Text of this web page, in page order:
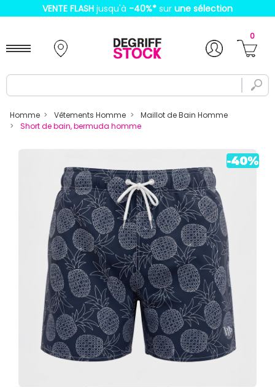
VENTE FLASH jusqu'à -40%* sur une sélection
0
Homme Vêtements Homme
Maillot de Bain Homme
Short de bain, bermuda homme